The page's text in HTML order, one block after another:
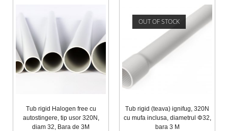
Tub rigid Halogen free cu
autostingere, tip usor 320N,
diam 32, Bara de 3M
OUT OF STOCK
Tub rigid (teava) ignifug, 320N
cu mufa inclusa, diametrul Φ32,
bara 3 M